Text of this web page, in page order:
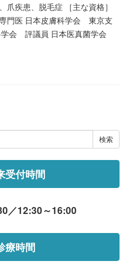
爪疾患、脱毛症 ［主な資格］
門医 日本皮膚科学会 東京支
学会 評議員 日本医真菌学会
受付時間
／12:30～16:00
療時間